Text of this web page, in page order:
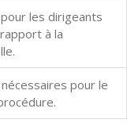
les dirigeants
à la
pour le